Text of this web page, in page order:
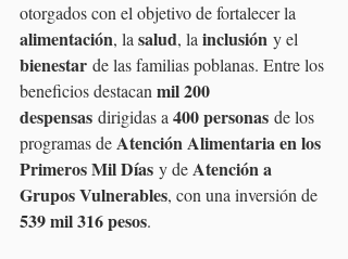
otorgados con el objetivo de fortalecer la
alimentación, la salud, la inclusión y el
bienestar de las familias poblanas. Entre los
beneficios destacan mil 200
despensas dirigidas a 400 personas de los
programas de Atención Alimentaria en los
Primeros Mil Días y de Atención a
Grupos Vulnerables, con una inversión de
539 mil 316 pesos.